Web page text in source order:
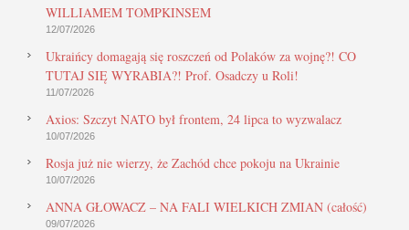
WILLIAMEM TOMPKINSEM
12/07/2026
Ukraińcy domagają się roszczeń od Polaków za wojnę?! CO
TUTAJ SIĘ WYRABIA?! Prof. Osadczy u Roli!
11/07/2026
Axios: Szczyt NATO był frontem, 24 lipca to wyzwalacz
10/07/2026
Rosja już nie wierzy, że Zachód chce pokoju na Ukrainie
10/07/2026
ANNA GŁOWACZ – NA FALI WIELKICH ZMIAN (całość)
09/07/2026